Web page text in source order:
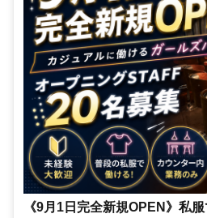
《9月1日完全新規OPEN》私